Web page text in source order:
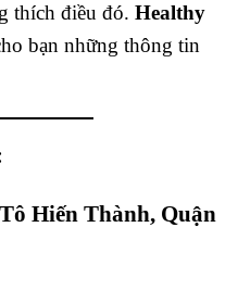
thích điều đó. Healthy
bạn những thông tin
Hiến Thành, Quận